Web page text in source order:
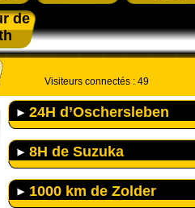
de
Visiteurs connectés : 49
24H d’Oschersleben
8H de Suzuka
1000 km de Zolder